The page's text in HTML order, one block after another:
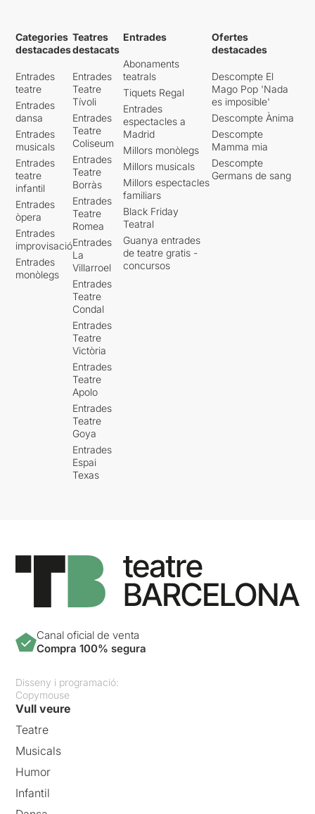
Categories
destacades
Entrades
teatre
Entrades
dansa
Entrades
musicals
Entrades
teatre
infantil
Entrades
òpera
Entrades
improvisació
Entrades
monòlegs
Teatres
destacats
Entrades
Teatre
Tívoli
Entrades
Teatre
Coliseum
Entrades
Teatre
Borràs
Entrades
Teatre
Romea
Entrades
La
Villarroel
Entrades
Teatre
Condal
Entrades
Teatre
Victòria
Entrades
Teatre
Apolo
Entrades
Teatre
Goya
Entrades
Espai
Texas
Entrades
Abonaments
teatrals
Tiquets Regal
Entrades
espectacles a
Madrid
Millors monòlegs
Millors musicals
Millors espectacles
familiars
Black Friday
Teatral
Guanya entrades
de teatre gratis -
concursos
Ofertes
destacades
Descompte El
Mago Pop 'Nada
es imposible'
Descompte Ànima
Descompte
Mamma mia
Descompte
Germans de sang
Canal oficial de venta
Compra 100% segura
Disseny i programació:
Copymouse
Vull veure
Teatre
Musicals
Humor
Infantil